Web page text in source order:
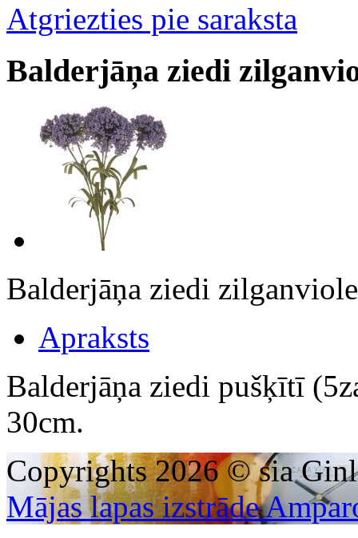
Atgriezties pie saraksta
Balderjāņa ziedi
Balderjāņa ziedi
Apraksts
Balderjāņa ziedi pušķītī
30cm.
Copyrights 2026 © sia
Mājas lapas izstrāde